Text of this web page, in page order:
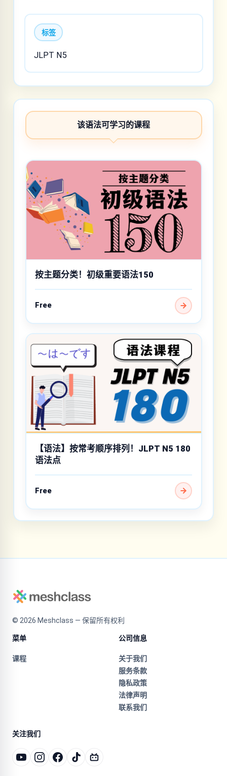
标签
JLPT N5
该语法可学习的课程
按主题分类！初级重要语法150
Free
【语法】按常考顺序排列！JLPT N5 180
语法点
Free
© 2026 Meshclass — 保留所有权利
菜单
课程
公司信息
关于我们
服务条款
隐私政策
法律声明
联系我们
关注我们